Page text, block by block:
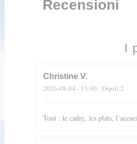
Recensioni
I
Christine V
2026-08-04 - 13:00 - Ospiti 2
Tout : le cadre, les plats,